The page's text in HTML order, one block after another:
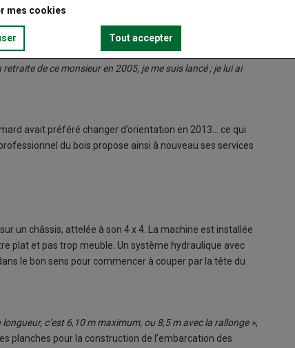
a entamé cette activité en 2005.« La propriété où je
qui avait une scierie mobile,raconte-t-il.
de ce monsieur en 2005, je me suis lancé ; je lui ai
avait préféré changer d’orientation en 2013… ce qui
du bois propose ainsi à nouveau ses services
un châssis, attelée à son 4 x 4. La machine est installée
plat et pas trop meuble. Un système hydraulique avec
le bon sens pour commencer à couper par la tête du
c’est 6,10 m maximum, ou 8,5 m avec la rallonge »,
planches pour la construction de l’embarcation des
mes cookies
Tout accepter